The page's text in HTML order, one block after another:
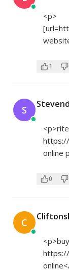
<p>
[url=
1
S
online
0
C